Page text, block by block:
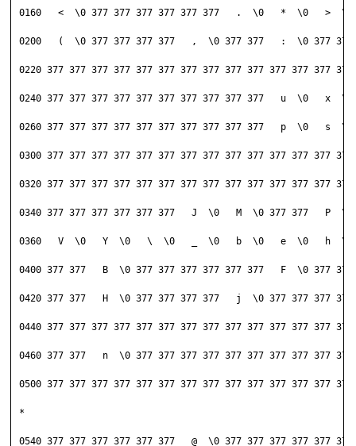
0160   <  \0 377 377 377 377 377 377   .  \0   *  \0   >  \0
0200   (  \0 377 377 377 377   ,  \0 377 377   :  \0 377 377
0220 377 377 377 377 377 377 377 377 377 377 377 377 377 377
0240 377 377 377 377 377 377 377 377 377 377   u  \0   x  \0
0260 377 377 377 377 377 377 377 377 377 377   p  \0   s  \0
0300 377 377 377 377 377 377 377 377 377 377 377 377 377 377
0320 377 377 377 377 377 377 377 377 377 377 377 377 377
0340 377 377 377 377 377 377   J  \0   M  \0 377 377   P
0360   V  \0   Y  \0   \  \0   _  \0   b  \0   e  \0   h  \0
0400 377 377   B  \0 377 377 377 377 377 377   F  \0 377 377
0420 377 377   H  \0 377 377 377 377   j  \0 377 377 377 377
0440 377 377 377 377 377 377 377 377 377 377 377 377 377 377
0460 377 377   n  \0 377 377 377 377 377 377 377 377 377 377
0500 377 377 377 377 377 377 377 377 377 377 377 377 377 377
0540 377 377 377 377 377 377   @  \0 377 377 377 377 377 377